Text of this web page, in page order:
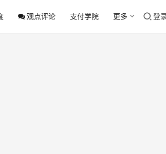
观点评论 支付学院 更多 登